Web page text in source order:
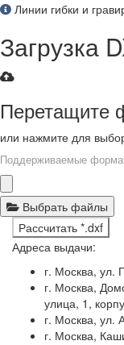
Линии гибки и
Загрузка
Перетащите
или нажмите для
Поддерживаемые
Выбрать файлы
Рассчитать *.dxf
Адреса выдачи:
г. Москва, ул.
г. Москва,
улица, 1,
г. Москва, ул.
г. Москва,